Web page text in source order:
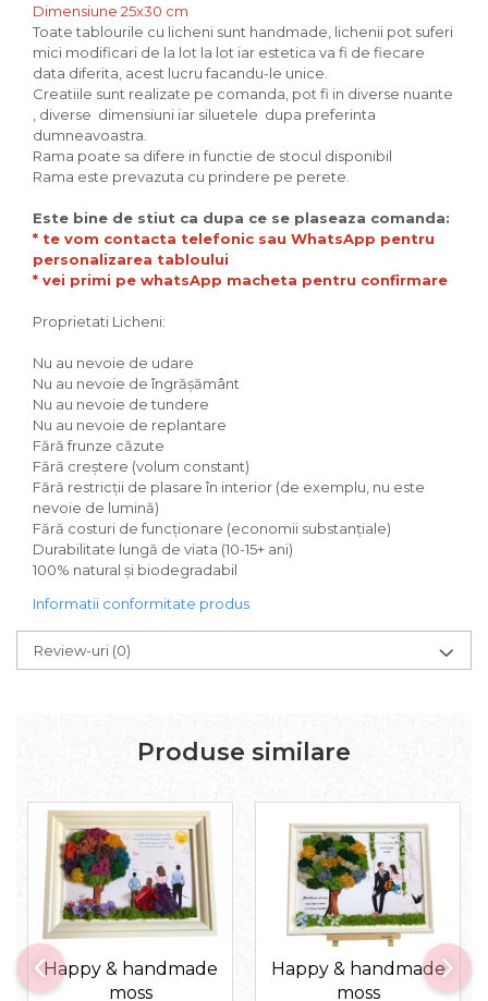
Dimensiune 25x30 cm
Toate tablourile cu licheni sunt handmade, lichenii pot suferi
mici modificari de la lot la lot iar estetica va fi de fiecare
data diferita, acest lucru facandu-le unice.
Creatiile sunt realizate pe comanda, pot fi in diverse nuante
, diverse dimensiuni iar siluetele dupa preferinta
dumneavoastra.
Rama poate sa difere in functie de stocul disponibil
Rama este prevazuta cu prindere pe perete.
Este bine de stiut ca dupa ce se plaseaza comanda:
* te vom contacta telefonic sau WhatsApp pentru
personalizarea tabloului
* vei primi pe whatsApp macheta pentru confirmare
Proprietati Licheni:
Nu au nevoie de udare
Nu au nevoie de îngrășământ
Nu au nevoie de tundere
Nu au nevoie de replantare
Fără frunze căzute
Fără creștere (volum constant)
Fără restricții de plasare în interior (de exemplu, nu este
nevoie de lumină)
Fără costuri de funcționare (economii substanțiale)
Durabilitate lungă de viata (10-15+ ani)
100% natural și biodegradabil
Informatii conformitate produs
Review-uri (0)
Produse similare
Happy & handmade
moss
Happy & handmade
moss